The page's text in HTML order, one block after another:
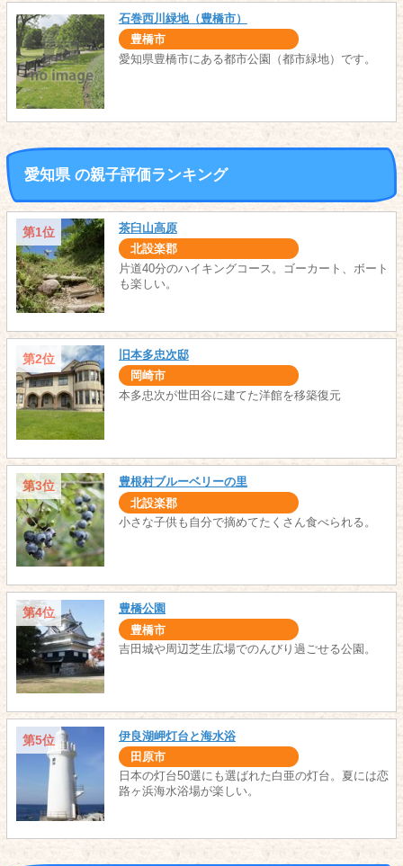
石巻西川緑地（豊橋市）
豊橋市
愛知県豊橋市にある都市公園（都市緑地）です。
愛知県 の親子評価ランキング
第1位 茶臼山高原
北設楽郡
片道40分のハイキングコース。ゴーカート、ボート
も楽しい。
第2位 旧本多忠次邸
岡崎市
本多忠次が世田谷に建てた洋館を移築復元
第3位 豊根村ブルーベリーの里
北設楽郡
小さな子供も自分で摘めてたくさん食べられる。
第4位 豊橋公園
豊橋市
吉田城や周辺芝生広場でのんびり過ごせる公園。
第5位 伊良湖岬灯台と海水浴
田原市
日本の灯台50選にも選ばれた白亜の灯台。夏には恋
路ヶ浜海水浴場が楽しい。